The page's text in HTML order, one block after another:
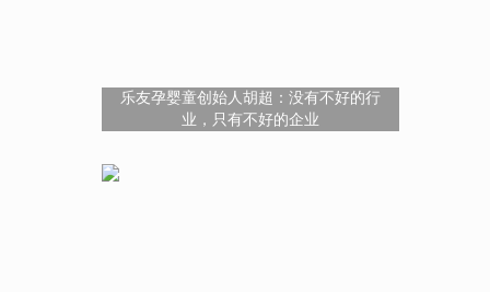
乐友孕婴童创始人胡超：没有不好的行
业，只有不好的企业